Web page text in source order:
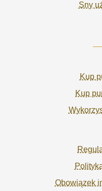
Sny
Kup
Kup
Obowiązek